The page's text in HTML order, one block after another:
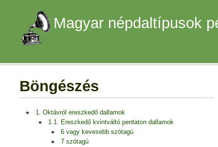
Magyar népdaltípusok
Böngészés
1. Oktávról ereszkedő dallamok
1.1. Ereszkedő kvintváltó pentaton dallamok
6 vagy kevesebb szótagú
7 szótagú